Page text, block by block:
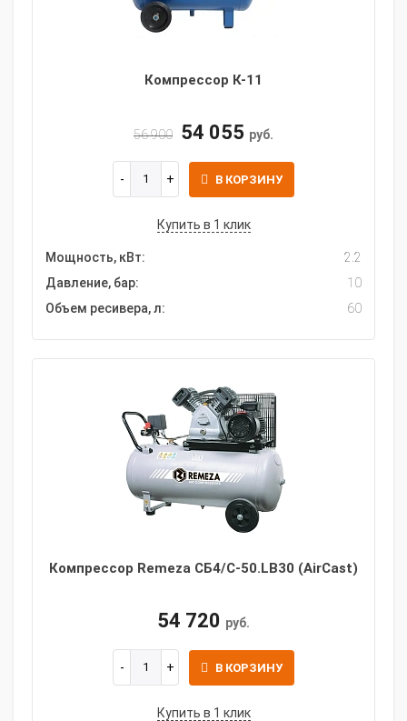
Компрессор К-11
56 900 54 055 руб.
В КОРЗИНУ
Купить в 1 клик
Мощность, кВт:
2.2
Давление, бар:
10
Объем ресивера, л:
60
Компрессор Remeza СБ4/С-50.LB30 (AirCast)
54 720 руб.
В КОРЗИНУ
Купить в 1 клик